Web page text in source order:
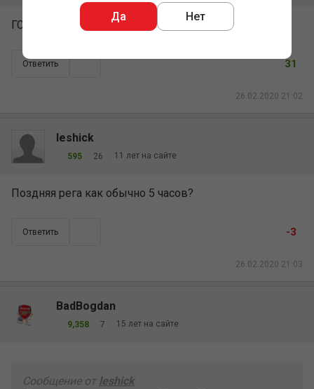
Да Нет
ГСЧ покерматч немало знает про половые акты
Ответить
26.02.2020 21:02
31
leshick
595 26 11 лет на сайте
Поздняя рега как обычно 5 часов?
Ответить
26.02.2020 21:03
-3
BadBogdan
9,358 7 15 лет на сайте
Сообщение от leshick